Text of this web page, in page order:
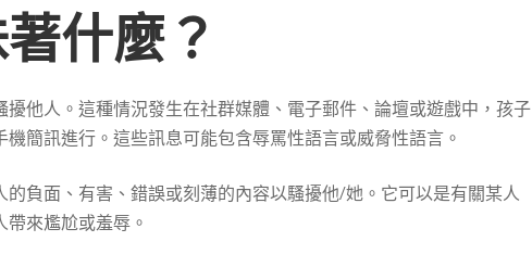
什麼？
他人。這種情況發生在社群媒體、電子郵件、論壇或遊戲中，孩子
簡訊進行。這些訊息可能包含辱罵性語言或威脅性語言。
負面、有害、錯誤或刻薄的內容以騷擾他/她。它可以是有關某人
來尷尬或羞辱。